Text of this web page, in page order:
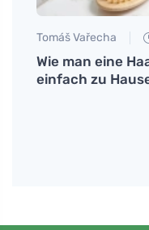
Tomáš Vařecha
Wie man eine
einfach zu